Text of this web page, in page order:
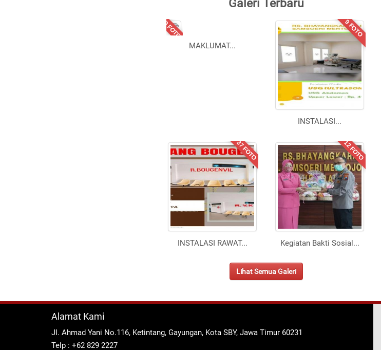
Galeri Terbaru
10 FOTO
MAKLUMAT...
9 FOTO
INSTALASI...
37 FOTO
INSTALASI RAWAT...
12 FOTO
Kegiatan Bakti Sosial...
Lihat Semua Galeri
Alamat Kami
Jl. Ahmad Yani No.116, Ketintang, Gayungan, Kota SBY, Jawa Timur 60231
Telp : +62 829 2227